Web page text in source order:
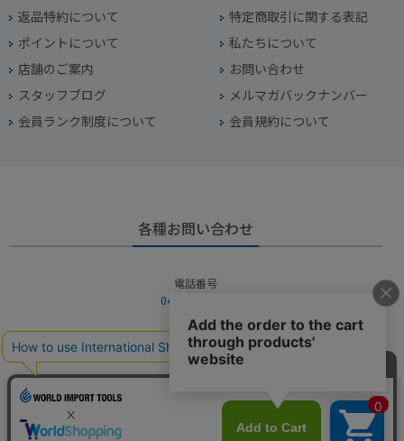
返品特約について
特定商取引に関する表記
ポイントについて
私たちについて
店舗のご案内
お問い合わせ
スタッフブログ
メルマガバックナンバー
会員ランク制度について
会員規約について
各種お問い合わせ
電話番号
045-949-2451
営業時間
10：00～19：00
お問い合わせフォームからお問い合わせ